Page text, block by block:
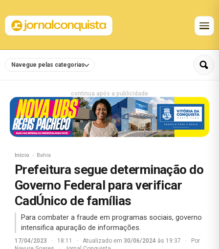
Navegue pelas categorias
continua após a publicidade
Início Bahia
Prefeitura segue determinação do
Governo Federal para verificar
CadÚnico de famílias
Para combater a fraude em programas sociais, governo
intensifica apuração de informações.
17/04/2023 · 18:11 · Atualizado em 30/06/2024 às 19:37 ·
Por